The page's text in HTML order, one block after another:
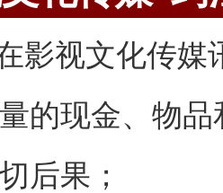
影视文化传媒
的现金、物
后果；